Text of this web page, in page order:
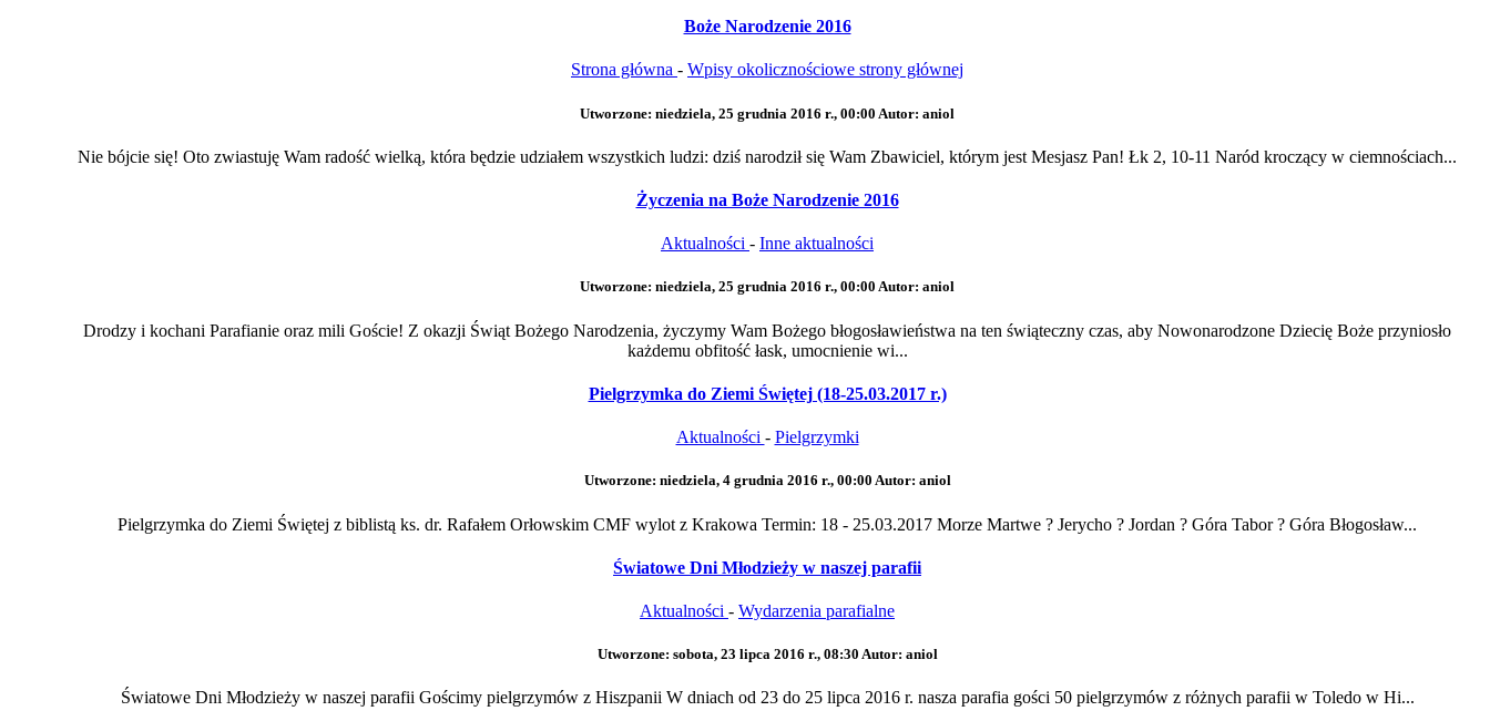
Boże Narodzenie 2016
Strona główna - Wpisy okolicznościowe strony głównej
Utworzone: niedziela, 25 grudnia 2016 r., 00:00 Autor: aniol
Nie bójcie się! Oto zwiastuję Wam radość wielką, która będzie udziałem wszystkich ludzi: dziś narodził się Wam Zbawiciel, którym jest Mesjasz Pan! Łk 2, 10-11 Naród kroczący w ciemnościach...
Życzenia na Boże Narodzenie 2016
Aktualności - Inne aktualności
Utworzone: niedziela, 25 grudnia 2016 r., 00:00 Autor: aniol
Drodzy i kochani Parafianie oraz mili Goście! Z okazji Świąt Bożego Narodzenia, życzymy Wam Bożego błogosławieństwa na ten świąteczny czas, aby Nowonarodzone Dziecię Boże przyniosło
każdemu obfitość łask, umocnienie wi...
Pielgrzymka do Ziemi Świętej (18-25.03.2017 r.)
Aktualności - Pielgrzymki
Utworzone: niedziela, 4 grudnia 2016 r., 00:00 Autor: aniol
Pielgrzymka do Ziemi Świętej z biblistą ks. dr. Rafałem Orłowskim CMF wylot z Krakowa Termin: 18 - 25.03.2017 Morze Martwe ? Jerycho ? Jordan ? Góra Tabor ? Góra Błogosław...
Światowe Dni Młodzieży w naszej parafii
Aktualności - Wydarzenia parafialne
Utworzone: sobota, 23 lipca 2016 r., 08:30 Autor: aniol
Światowe Dni Młodzieży w naszej parafii Gościmy pielgrzymów z Hiszpanii W dniach od 23 do 25 lipca 2016 r. nasza parafia gości 50 pielgrzymów z różnych parafii w Toledo w Hi...